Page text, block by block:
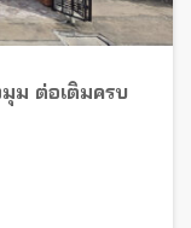
ม ต่อเติมครบ